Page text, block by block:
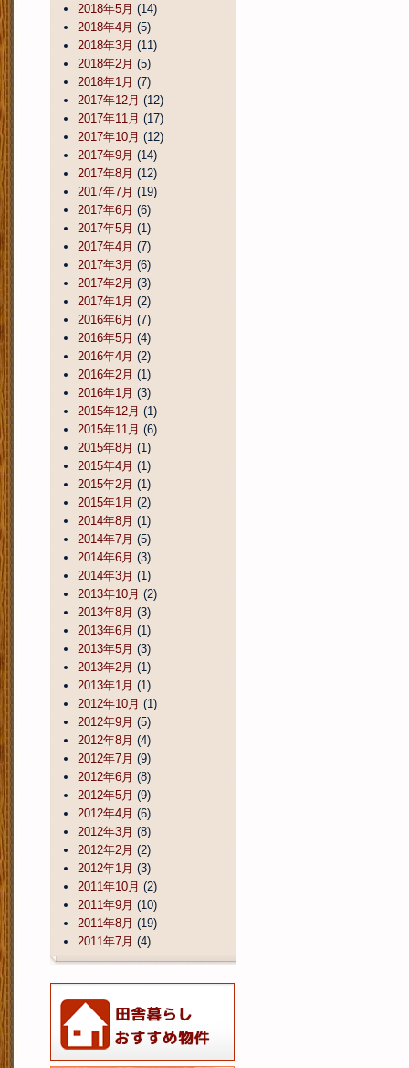
2018年5月 (14)
2018年4月 (5)
2018年3月 (11)
2018年2月 (5)
2018年1月 (7)
2017年12月 (12)
2017年11月 (17)
2017年10月 (12)
2017年9月 (14)
2017年8月 (12)
2017年7月 (19)
2017年6月 (6)
2017年5月 (1)
2017年4月 (7)
2017年3月 (6)
2017年2月 (3)
2017年1月 (2)
2016年6月 (7)
2016年5月 (4)
2016年4月 (2)
2016年2月 (1)
2016年1月 (3)
2015年12月 (1)
2015年11月 (6)
2015年8月 (1)
2015年4月 (1)
2015年2月 (1)
2015年1月 (2)
2014年8月 (1)
2014年7月 (5)
2014年6月 (3)
2014年3月 (1)
2013年10月 (2)
2013年8月 (3)
2013年6月 (1)
2013年5月 (3)
2013年2月 (1)
2013年1月 (1)
2012年10月 (1)
2012年9月 (5)
2012年8月 (4)
2012年7月 (9)
2012年6月 (8)
2012年5月 (9)
2012年4月 (6)
2012年3月 (8)
2012年2月 (2)
2012年1月 (3)
2011年10月 (2)
2011年9月 (10)
2011年8月 (19)
2011年7月 (4)